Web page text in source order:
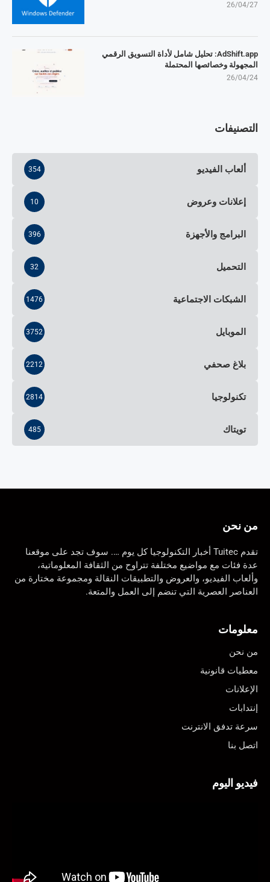
26/04/27
AdShift.app: تحليل شامل لأداة التسويق الرقمي
المجهولة وخصائصها المحتملة
26/04/24
التصنيفات
ألعاب الفيديو 354
إعلانات وعروض 10
البرامج والأجهزة 396
التحميل 32
الشبكات الاجتماعية 1476
الموبايل 3752
بلاغ صحفي 2212
تكنولوجيا 2814
تويتاك 485
من نحن
تقدم Tuitec أخبار التكنولوجيا كل يوم …. سوف تجد على موقعنا
عدة فئات مع مواضيع مختلفة تتراوح من الثقافة المعلوماتية،
وألعاب الفيديو، والعروض والتطبيقات النقالة ومجموعة مختارة من
العناصر العصرية التي تنضم إلى العمل والمتعة.
معلومات
من نحن
معطيات قانونية
الإعلانات
إنتدابات
سرعة تدفق الانترنت
اتصل بنا
فيديو اليوم